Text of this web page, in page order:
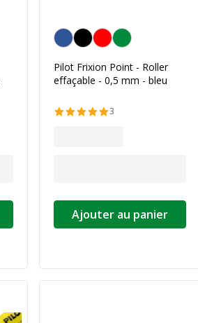
Bleu
Pilot Frixion Point - Roller
effaçable - 0,5 mm - bleu
3
Ajouter au panier